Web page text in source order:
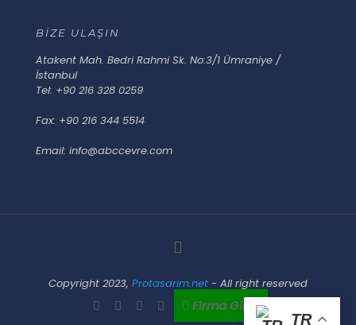
BİZE ULAŞIN
Atakent Mah. Bedri Rahmi Sk. No:3/1 Ümraniye /
İstanbul
Tel: +90 216 328 0259
Fax: +90 216 344 5514
Email: info@abccevre.com
Copyright 2023, Protasarim.net - All right reserved
Firma Girişi
TR